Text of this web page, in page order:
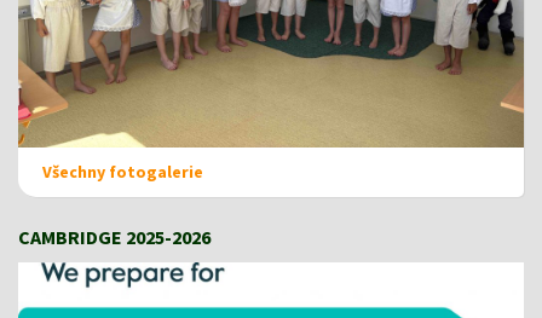
Všechny fotogalerie
CAMBRIDGE 2025-2026